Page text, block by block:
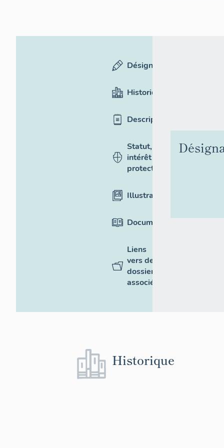
Désignation
Historique
Description
Statut,
intérêt et
protection
Illustrations
Documentation
Liens
vers des
dossiers
associés
Historique